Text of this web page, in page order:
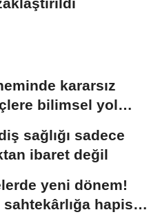
kararsız
bilimsel yol
sağlığı sadece
ibaret değil
yeni dönem!
hapis,